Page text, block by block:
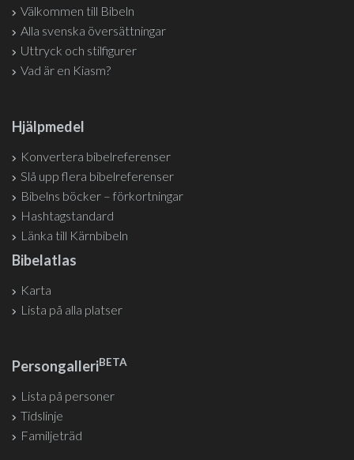
Välkommen till Bibeln
Alla svenska översättningar
Uttryck och stilfigurer
Vad är en Kiasm?
Hjälpmedel
Konvertera bibelreferenser
Slå upp flera bibelreferenser
Bibelns böcker – förkortningar
Hashtagstandard
Länka till Kärnbibeln
Bibelatlas
Karta
Lista på alla platser
PersongalleriBETA
Lista på personer
Tidslinje
Familjeträd